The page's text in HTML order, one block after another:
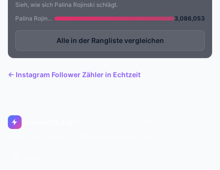
Sieh, wie sich Palina Rojinski schlägt.
Palina Rojinski
3,086,053
Alle in der Rangliste vergleichen
← Instagram Follower Zähler in Echtzeit